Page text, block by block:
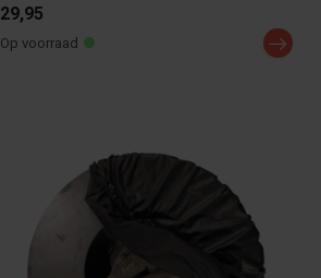
29,95
Op voorraad